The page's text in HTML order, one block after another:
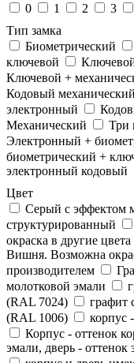
0
1 2 3
Тип замка
Биометрический
ключевой
Ключевой +
Кодовый
электронный
Механический
Три
Электронный +
биометрический +
электронный кодовый
Цвет
Cерый с эффектом
структурированный
окраска в другие
Вишня. Возможна
производителем
молотковой эмали
(RAL 7024)
графит
(RAL 1006)
корпус
Корпус - оттенок
эмали, дверь - оттенок